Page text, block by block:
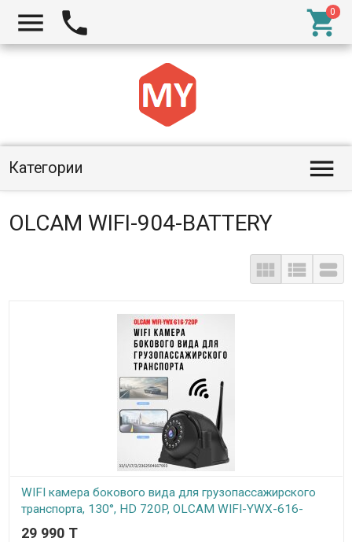
  
Категории 
OLCAM WIFI-904-BATTERY
  
WIFI камера бокового вида для грузопассажирского
транспорта, 130°, HD 720P, OLCAM WIFI-YWX-616-
720P
29 990 T